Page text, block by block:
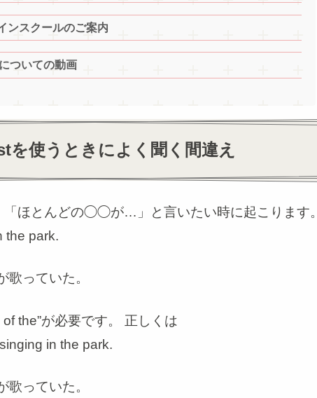
ンスクールのご案内
ついての動画
を使うときによく聞く間違え
「ほとんどの◯◯が…」と言いたい時に起こります。
the park.
っていた。
the”が必要です。 正しくは
in the park.
っていた。